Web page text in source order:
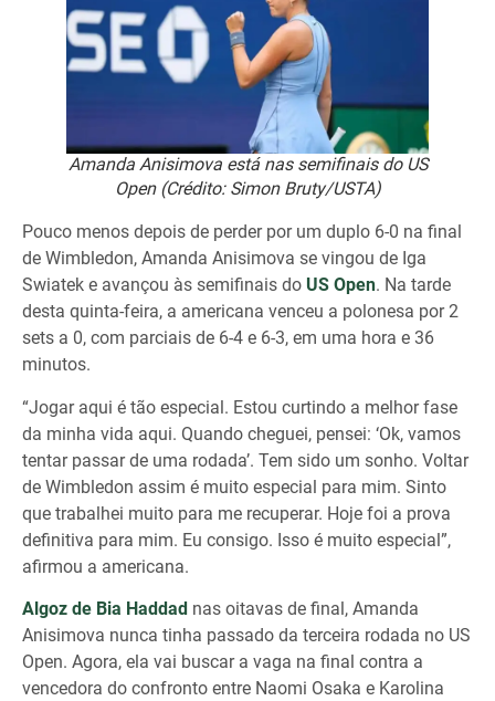
Amanda Anisimova está nas semifinais do US
Open (Crédito: Simon Bruty/USTA)
Pouco menos depois de perder por um duplo 6-0 na final
de Wimbledon, Amanda Anisimova se vingou de Iga
Swiatek e avançou às semifinais do US Open. Na tarde
desta quinta-feira, a americana venceu a polonesa por 2
sets a 0, com parciais de 6-4 e 6-3, em uma hora e 36
minutos.
“Jogar aqui é tão especial. Estou curtindo a melhor fase
da minha vida aqui. Quando cheguei, pensei: ‘Ok, vamos
tentar passar de uma rodada’. Tem sido um sonho. Voltar
de Wimbledon assim é muito especial para mim. Sinto
que trabalhei muito para me recuperar. Hoje foi a prova
definitiva para mim. Eu consigo. Isso é muito especial”,
afirmou a americana.
Algoz de Bia Haddad nas oitavas de final, Amanda
Anisimova nunca tinha passado da terceira rodada no US
Open. Agora, ela vai buscar a vaga na final contra a
vencedora do confronto entre Naomi Osaka e Karolina